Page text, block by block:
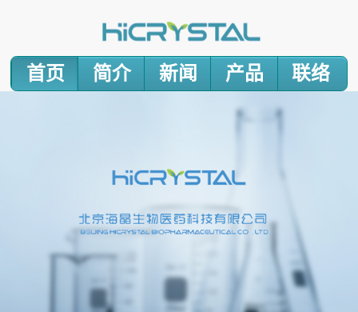
首页 简介 新闻 产品 联络